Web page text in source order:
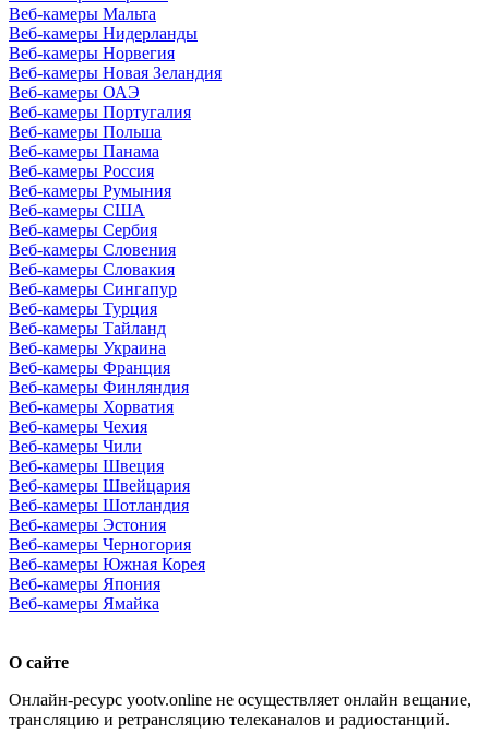
Веб-камеры Мальта
Веб-камеры Нидерланды
Веб-камеры Норвегия
Веб-камеры Новая Зеландия
Веб-камеры ОАЭ
Веб-камеры Португалия
Веб-камеры Польша
Веб-камеры Панама
Веб-камеры Россия
Веб-камеры Румыния
Веб-камеры США
Веб-камеры Сербия
Веб-камеры Словения
Веб-камеры Словакия
Веб-камеры Сингапур
Веб-камеры Турция
Веб-камеры Тайланд
Веб-камеры Украина
Веб-камеры Франция
Веб-камеры Финляндия
Веб-камеры Хорватия
Веб-камеры Чехия
Веб-камеры Чили
Веб-камеры Швеция
Веб-камеры Швейцария
Веб-камеры Шотландия
Веб-камеры Эстония
Веб-камеры Черногория
Веб-камеры Южная Корея
Веб-камеры Япония
Веб-камеры Ямайка
О сайте
Онлайн-ресурс yootv.online не осуществляет онлайн вещание,
трансляцию и ретрансляцию телеканалов и радиостанций.